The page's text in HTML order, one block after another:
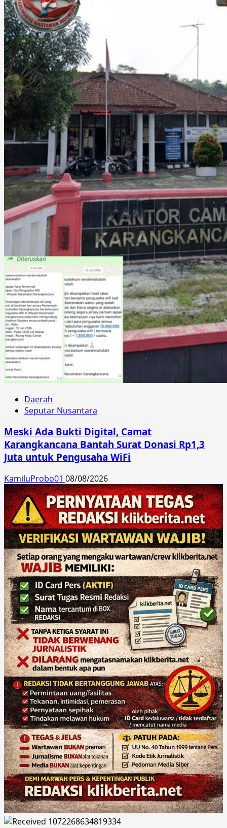
Daerah
Seputar Nusantara
Meski Ada Bukti Digital, Camat
Karangkancana Bantah Surat Donasi Rp1,3
Juta untuk Pengusaha WiFi
KamiluProbo01 08/08/2026